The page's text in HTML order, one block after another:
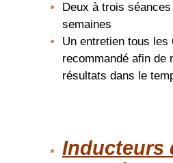
Deux à trois
semaines
Un entretien tous les
recommandé afin de
résultats dans le
Inducteurs